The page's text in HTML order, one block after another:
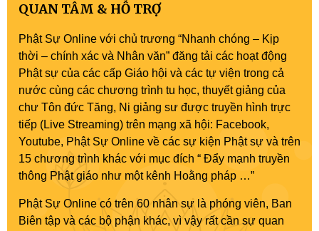
QUAN TÂM & HỖ TRỢ
Phật Sự Online với chủ trương “Nhanh chóng – Kịp
thời – chính xác và Nhân văn” đăng tải các hoạt động
Phật sự của các cấp Giáo hội và các tự viện trong cả
nước cùng các chương trình tu học, thuyết giảng của
chư Tôn đức Tăng, Ni giảng sư được truyền hình trực
tiếp (Live Streaming) trên mạng xã hội: Facebook,
Youtube, Phật Sự Online về các sự kiện Phật sự và trên
15 chương trình khác với mục đích “ Đẩy mạnh truyền
thông Phật giáo như một kênh Hoằng pháp …”
Phật Sự Online có trên 60 nhân sự là phóng viên, Ban
Biên tập và các bộ phận khác, vì vậy rất cần sự quan